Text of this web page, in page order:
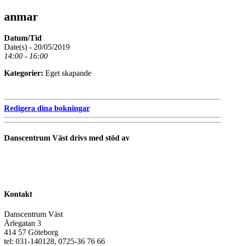
anmar
Datum/Tid
Date(s) - 20/05/2019
14:00 - 16:00
Kategorier: Eget skapande
Redigera dina bokningar
Danscentrum Väst drivs med stöd av
Kontakt
Danscentrum Väst
Ärlegatan 3
414 57 Göteborg
tel: 031-140128, 0725-36 76 66